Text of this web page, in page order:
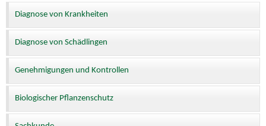
Diagnose von Krankheiten
Diagnose von Schädlingen
Genehmigungen und Kontrollen
Biologischer Pflanzenschutz